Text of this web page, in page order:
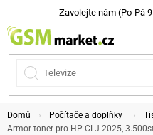
Zavolejte nám (Po-Pá
Domů Počítače a doplňky
Armor toner pro HP CLJ 2025,